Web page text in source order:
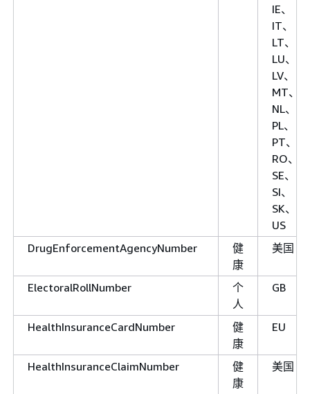
IE、
IT、
LT、
LU、
LV、
MT、
NL、
PL、
PT、
RO、
SE、
SI、
SK、
US
DrugEnforcementAgencyNumber
健
康
美国
ElectoralRollNumber
个
人
GB
HealthInsuranceCardNumber
健
康
EU
HealthInsuranceClaimNumber
健
康
美国